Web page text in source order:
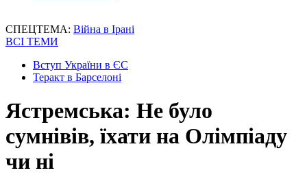
СПЕЦТЕМА: Війна в Ірані
ВСІ ТЕМИ
Вступ України в ЄС
Теракт в Барселоні
Ястремська: Не було
сумнівів, їхати на Олімпіаду
чи ні